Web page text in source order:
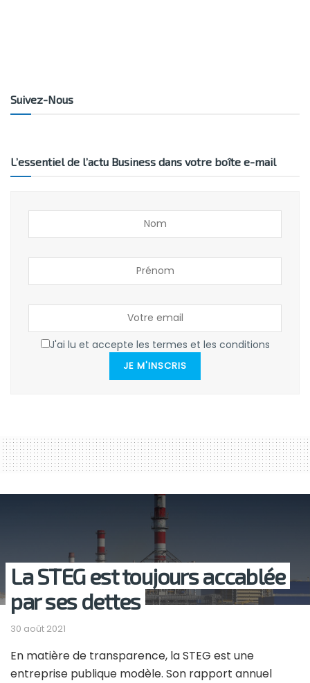
Suivez-Nous
L’essentiel de l’actu Business dans votre boîte e-mail
J'ai lu et accepte les termes et les conditions
JE M'INSCRIS
La STEG est toujours accablée
par ses dettes
30 août 2021
En matière de transparence, la STEG est une
entreprise publique modèle. Son rapport annuel